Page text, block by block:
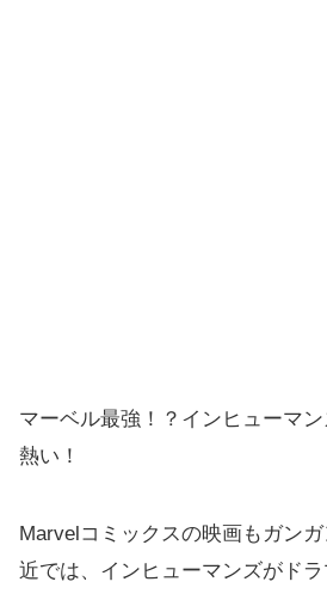
マーベル最強！？インヒューマ
熱い！
Marvelコミックスの映画もガン
近では、インヒューマンズがド